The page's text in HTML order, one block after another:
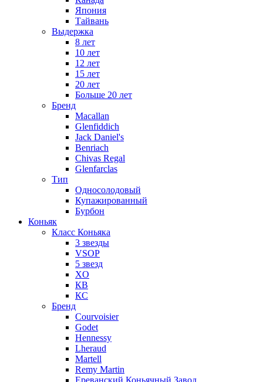
Япония
Тайвань
Выдержка
8 лет
10 лет
12 лет
15 лет
20 лет
Больше 20 лет
Бренд
Macallan
Glenfiddich
Jack Daniel's
Benriach
Chivas Regal
Glenfarclas
Тип
Односолодовый
Купажированный
Бурбон
Коньяк
Класс Коньяка
3 звезды
VSOP
5 звезд
XO
КВ
КС
Бренд
Courvoisier
Godet
Hennessy
Lheraud
Martell
Remy Martin
Ереванский Коньячный Завод